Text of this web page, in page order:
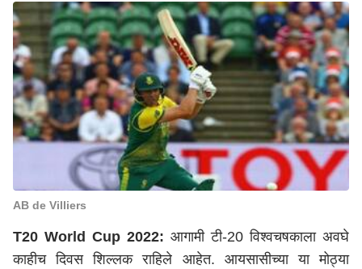
AB de Villiers
T20 World Cup 2022: आगामी टी-20 विश्वचषकाला अवघे
काहीच दिवस शिल्लक राहिले आहेत. आयसासीच्या या मोठ्या